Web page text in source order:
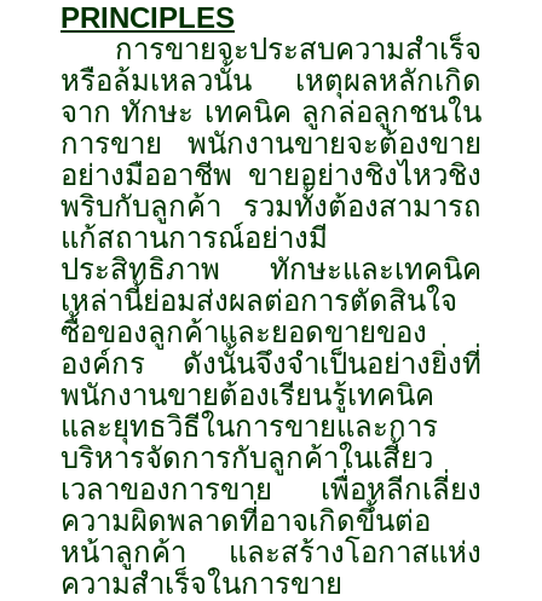
PRINCIPLES
การขายจะประสบความสำเร็จ
หรือล้มเหลวนั้น เหตุผลหลักเกิด
จาก ทักษะ เทคนิค ลูกล่อลูกชนใน
การขาย พนักงานขายจะต้องขาย
อย่างมืออาชีพ ขายอย่างชิงไหวชิง
พริบกับลูกค้า รวมทั้งต้องสามารถ
แก้สถานการณ์อย่างมี
ประสิทธิภาพ ทักษะและเทคนิค
เหล่านี้ย่อมส่งผลต่อการตัดสินใจ
ซื้อของลูกค้าและยอดขายของ
องค์กร ดังนั้นจึงจำเป็นอย่างยิ่งที่
พนักงานขายต้องเรียนรู้เทคนิค
และยุทธวิธีในการขายและการ
บริหารจัดการกับลูกค้าในเสี้ยว
เวลาของการขาย เพื่อหลีกเลี่ยง
ความผิดพลาดที่อาจเกิดขึ้นต่อ
หน้าลูกค้า และสร้างโอกาสแห่ง
ความสำเร็จในการขาย